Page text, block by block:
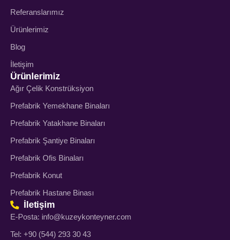
Referanslarımız
Ürünlerimiz
Blog
İletişim
Ürünlerimiz
Ağır Çelik Konstrüksiyon
Prefabrik Yemekhane Binaları
Prefabrik Yatakhane Binaları
Prefabrik Şantiye Binaları
Prefabrik Ofis Binaları
Prefabrik Konut
Prefabrik Hastane Binası
İletişim
E-Posta: info@kuzeykonteyner.com
Tel: +90 (544) 293 30 43